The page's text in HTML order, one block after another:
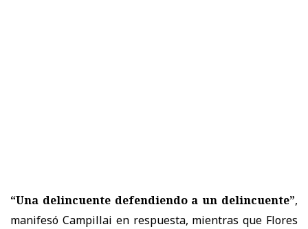
“Una delincuente defendiendo a un delincuente”,
manifesó Campillai en respuesta, mientras que Flores